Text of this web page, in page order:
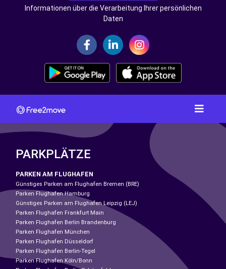
Informationen über die Verarbeitung Ihrer persönlichen
Daten
PARKPLÄTZE
PARKEN AM FLUGHAFEN
Günstiges Parken am Flughafen Bremen (BRE)
Parken Flughafen Hamburg
Günstiges Parken am Flughafen Leipzig (LEJ)
Parken Flughafen Frankfurt Main
Parken Flughafen Berlin Brandenburg
Parken Flughafen München
Parken Flughafen Düsseldorf
Parken Flughafen Berlin-Tegel
Parken Flughafen Köln/Bonn